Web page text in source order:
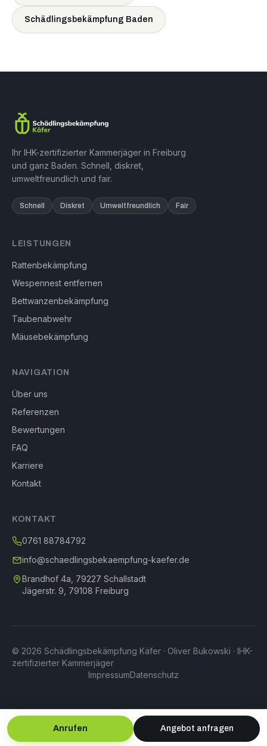
Schädlingsbekämpfung Baden
Ihr IHK-zertifizierter Kammerjäger in Freiburg
und ganz Baden. Schnell, diskret,
umweltfreundlich und fair.
Schnell Diskret Umweltfreundlich Fair
LEISTUNGEN
Rattenbekämpfung
Wespennest entfernen
Bettwanzenbekämpfung
Taubenabwehr
Mäusebekämpfung
NAVIGATION
Über uns
Referenzen
Bewertungen
FAQ
Karriere
Kontakt
KONTAKT
0761 88784792
info@schaedlingsbekaempfung-kaefer.de
Brandhof 4a, 79227 Schallstadt
Jägerstr. 9, 79108 Freiburg
© 2026 Schädlingsbekämpfung Käfer · Oliver Bukowski · IHK-
zertifizierter Kammerjäger
ImpressumDatenschutz
Anrufen Angebot anfragen